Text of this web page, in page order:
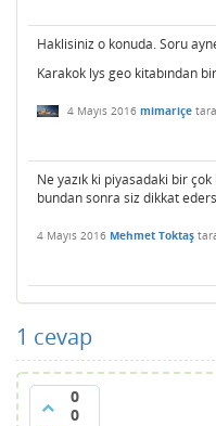
Haklisiniz o konuda. Soru
Karakok lys geo kitabından
4 Mayıs 2016 mimariçe
Ne yazık ki piyasadaki bir
bundan sonra siz dikkat
4 Mayıs 2016 Mehmet Toktaş
1 cevap
0
0